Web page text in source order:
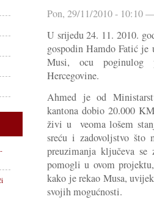
Pon, 29/11/2010 - 10:10
U srijedu 24. 11. 2010.
gospodin Hamdo Fatić je
Musi, ocu poginulog
Hercegovine.
Ahmed je od
kantona dobio 20.000
živi u veoma lošem
sreću i zadovoljstvo što
preuzimanja ključeva
pomogli u ovom
kako je rekao Musa,
svojih mogućnosti.